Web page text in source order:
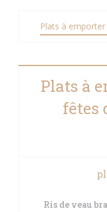
Plats à
Plats à
fêtes
Ris de veau